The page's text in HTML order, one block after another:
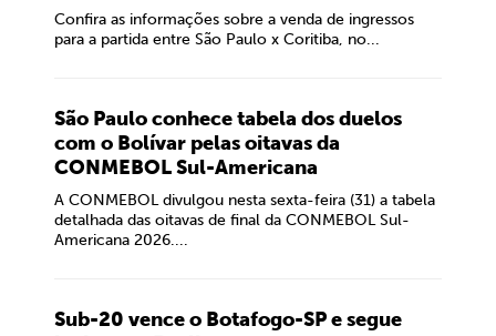
Confira as informações sobre a venda de ingressos
para a partida entre São Paulo x Coritiba, no...
São Paulo conhece tabela dos duelos
com o Bolívar pelas oitavas da
CONMEBOL Sul-Americana
A CONMEBOL divulgou nesta sexta-feira (31) a tabela
detalhada das oitavas de final da CONMEBOL Sul-
Americana 2026....
Sub-20 vence o Botafogo-SP e segue